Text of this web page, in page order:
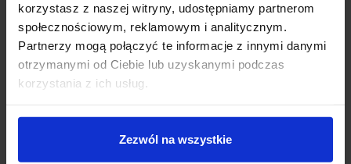
korzystasz z naszej witryny, udostępniamy partnerom
społecznościowym, reklamowym i analitycznym.
Partnerzy mogą połączyć te informacje z innymi danymi
otrzymanymi od Ciebie lub uzyskanymi podczas
korzystania z ich usług.
Zezwól na wszystkie